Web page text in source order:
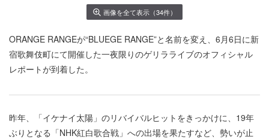
画像を全て表示（34件）
ORANGE RANGEが“BLUEGE RANGE”と名前を変え、6月6日に新
宿歌舞伎町にて開催した一夜限りのゲリラライブのオフィシャル
レポートが到着した。
昨年、「イケナイ太陽」のリバイバルヒットをきっかけに、19年
ぶりとなる「NHK紅白歌合戦」への出場を果たすなど、勢いが止